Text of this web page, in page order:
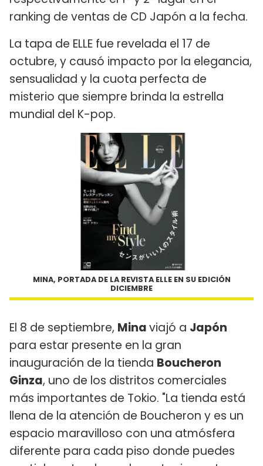
ranking de ventas de CD Japón a la fecha.
La tapa de ELLE fue revelada el 17 de
octubre, y causó impacto por la elegancia,
sensualidad y la cuota perfecta de
misterio que siempre brinda la estrella
mundial del K-pop.
MINA, PORTADA DE LA REVISTA ELLE EN SU EDICIÓN
DICIEMBRE
El 8 de septiembre, Minaviajó a Japón
para estar presente en la gran
inauguración de la tienda Boucheron
Ginza, uno de los distritos comerciales
más importantes de Tokio. "La tienda está
llena de la atención de Boucheron y es un
espacio maravilloso con una atmósfera
diferente para cada piso donde puedes